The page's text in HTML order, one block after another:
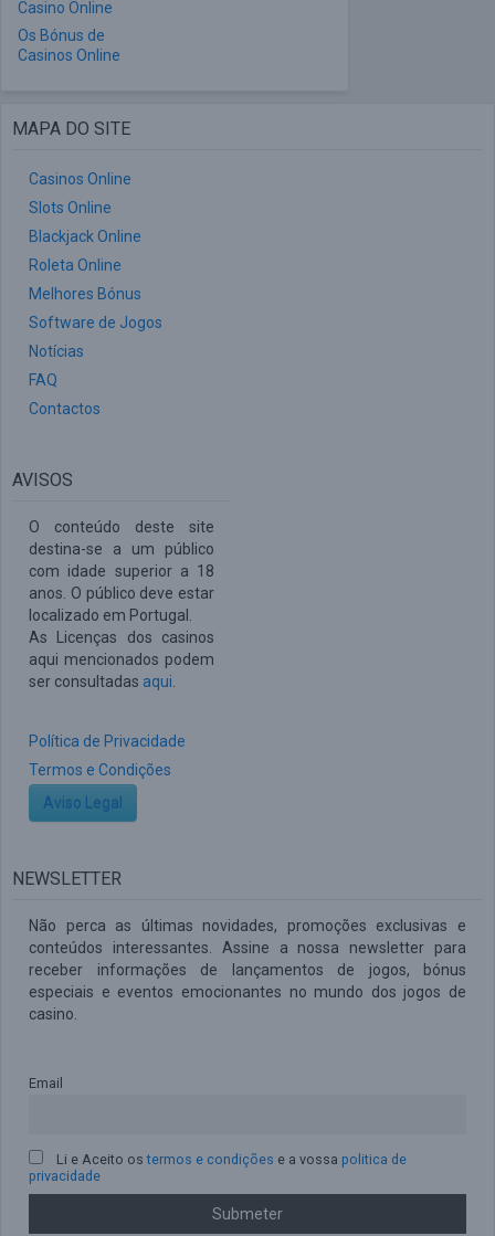
Casino Online
Os Bónus de
Casinos Online
MAPA DO SITE
Casinos Online
Slots Online
Blackjack Online
Roleta Online
Melhores Bónus
Software de Jogos
Notícias
FAQ
Contactos
AVISOS
O conteúdo deste site
destina-se a um público
com idade superior a 18
anos. O público deve estar
localizado em Portugal.
As Licenças dos casinos
aqui mencionados podem
ser consultadas aqui
Política de Privacidade
Termos e Condições
Aviso Legal
NEWSLETTER
Não perca as últimas novidades, promoções exclusivas e
conteúdos interessantes. Assine a nossa newsletter para
receber informações de lançamentos de jogos, bónus
especiais e eventos emocionantes no mundo dos jogos de
casino.
Email
Li e Aceito ostermos e condições e a vossa politica de
privacidade